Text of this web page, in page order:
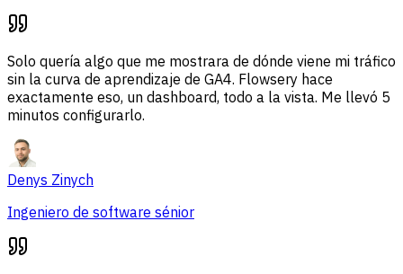
Solo quería algo que me mostrara de dónde viene mi tráfico
sin la curva de aprendizaje de GA4. Flowsery hace
exactamente eso, un dashboard, todo a la vista. Me llevó 5
minutos configurarlo.
Denys Zinych
Ingeniero de software sénior